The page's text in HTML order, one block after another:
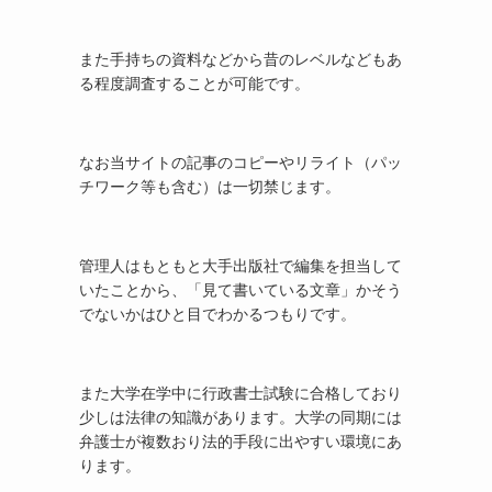
また手持ちの資料などから昔のレベルなどもあ
る程度調査することが可能です。
なお当サイトの記事のコピーやリライト（パッ
チワーク等も含む）は一切禁じます。
管理人はもともと大手出版社で編集を担当して
いたことから、「見て書いている文章」かそう
でないかはひと目でわかるつもりです。
また大学在学中に行政書士試験に合格しており
少しは法律の知識があります。大学の同期には
弁護士が複数おり法的手段に出やすい環境にあ
ります。